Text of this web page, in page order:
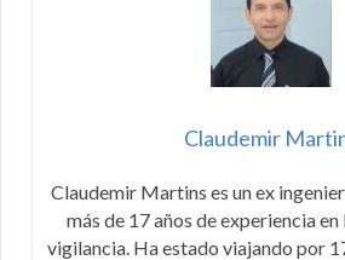
Claudemir
Claudemir Martins es un ex
más de 17 años de experiencia
vigilancia. Ha estado viajando por